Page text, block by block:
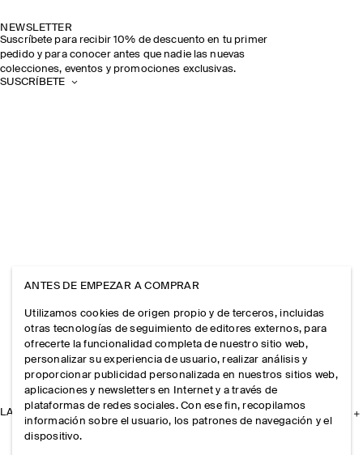
NEWSLETTER
Suscríbete para recibir 10% de descuento en tu primer
pedido y para conocer antes que nadie las nuevas
colecciones, eventos y promociones exclusivas.
SUSCRÍBETE
LA EMPRESA
ANTES DE EMPEZAR A COMPRAR
Utilizamos cookies de origen propio y de terceros, incluidas
otras tecnologías de seguimiento de editores externos, para
ofrecerte la funcionalidad completa de nuestro sitio web,
personalizar su experiencia de usuario, realizar análisis y
proporcionar publicidad personalizada en nuestros sitios web,
aplicaciones y newsletters en Internet y a través de
plataformas de redes sociales. Con ese fin, recopilamos
información sobre el usuario, los patrones de navegación y el
dispositivo.